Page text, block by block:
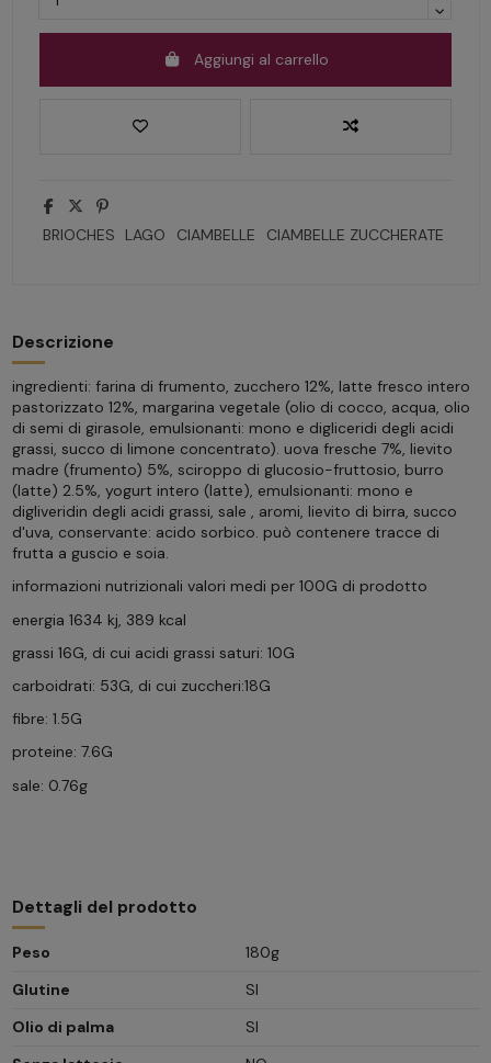
Aggiungi al carrello
BRIOCHES LAGO CIAMBELLE CIAMBELLE ZUCCHERATE
Descrizione
ingredienti: farina di frumento, zucchero 12%, latte fresco intero
pastorizzato 12%, margarina vegetale (olio di cocco, acqua, olio
di semi di girasole, emulsionanti: mono e digliceridi degli acidi
grassi, succo di limone concentrato). uova fresche 7%, lievito
madre (frumento) 5%, sciroppo di glucosio-fruttosio, burro
(latte) 2.5%, yogurt intero (latte), emulsionanti: mono e
digliveridin degli acidi grassi, sale , aromi, lievito di birra, succo
d'uva, conservante: acido sorbico. può contenere tracce di
frutta a guscio e soia.
informazioni nutrizionali valori medi per 100G di prodotto
energia 1634 kj, 389 kcal
grassi 16G, di cui acidi grassi saturi: 10G
carboidrati: 53G, di cui zuccheri:18G
fibre: 1.5G
proteine: 7.6G
sale: 0.76g
Dettagli del prodotto
Peso
180g
Glutine
SI
Olio di palma
SI